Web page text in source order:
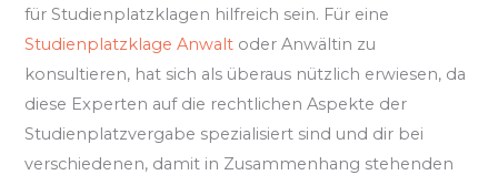
für Studienplatzklagen hilfreich sein. Für eine
Studienplatzklage Anwalt oder Anwältin zu
konsultieren, hat sich als überaus nützlich erwiesen, da
diese Experten auf die rechtlichen Aspekte der
Studienplatzvergabe spezialisiert sind und dir bei
verschiedenen, damit in Zusammenhang stehenden